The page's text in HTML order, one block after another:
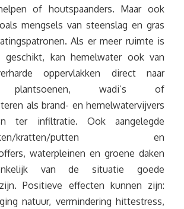
of houtspaanders. Maar ook
mengsels van steenslag en gras
Als er meer ruimte is
kan hemelwater ook van
oppervlakken direct naar
plantsoenen, wadi’s of
als brand- en hemelwatervijvers
ter infiltratie. Ook aangelegde
kratten/putten en
waterpleinen en groene daken
van de situatie goede
Positieve effecten kunnen zijn:
natuur, vermindering hittestress,